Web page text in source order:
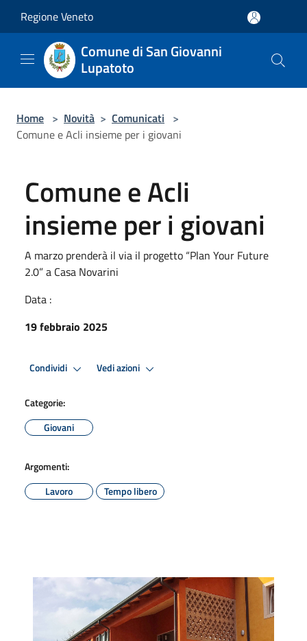
Regione Veneto
Comune di San Giovanni
Lupatoto
Home > Novità > Comunicati >
Comune e Acli insieme per i giovani
Comune e Acli
insieme per i giovani
A marzo prenderà il via il progetto “Plan Your Future
2.0” a Casa Novarini
Data :
19 febbraio 2025
Condividi Vedi azioni
Categorie:
Giovani
Argomenti:
Lavoro
Tempo libero